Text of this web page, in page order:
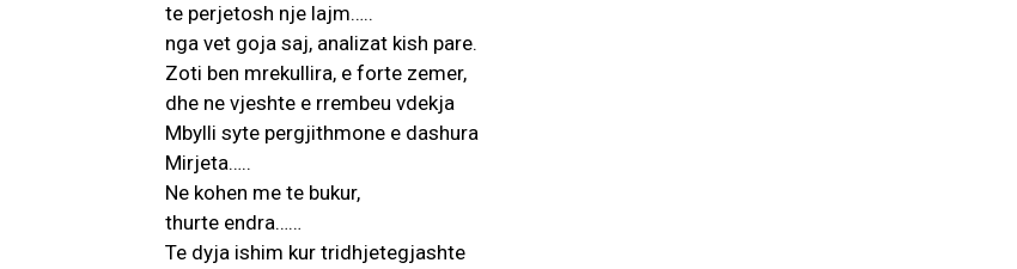
te perjetosh nje lajm…..
nga vet goja saj, analizat kish pare.
Zoti ben mrekullira, e forte zemer,
dhe ne vjeshte e rrembeu vdekja
Mbylli syte pergjithmone e dashura
Mirjeta…..
Ne kohen me te bukur,
thurte endra……
Te dyja ishim kur tridhjetegjashte